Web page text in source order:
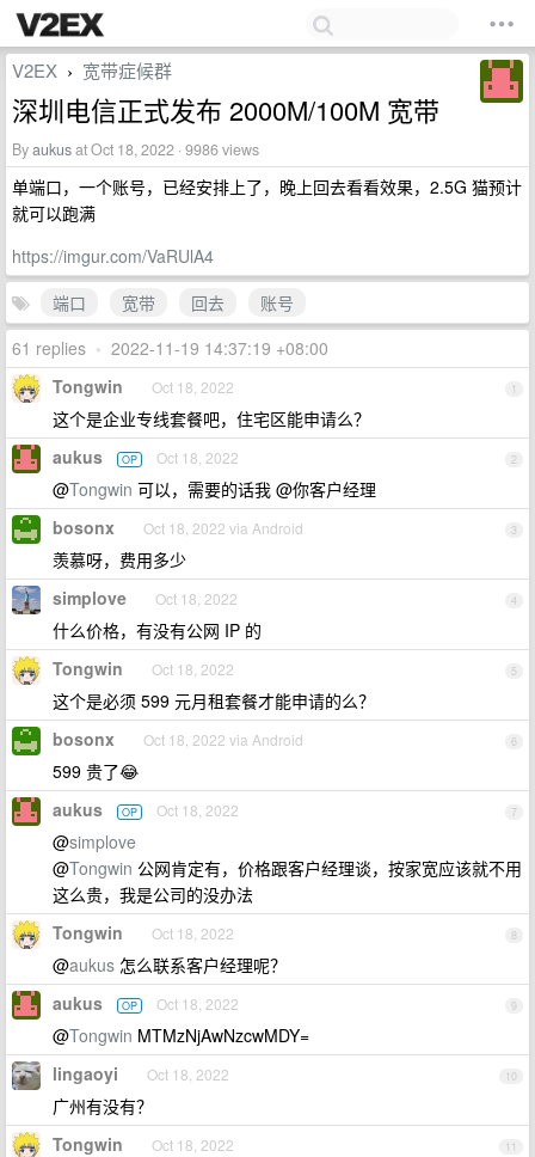
V2EX › 宽带症候群
深圳电信正式发布 2000M/100M 宽带
Byaukusat Oct 18, 2022 · 9986 views
单端口，一个账号，已经安排上了，晚上回去看看效果，2.5G 猫预计
就可以跑满
https://imgur.com/VaRUlA4
端口
宽带 回去
账号
61 replies • 2022-11-19 14:37:19 +08:00
1
Tongwin Oct 18, 2022
这个是企业专线套餐吧，住宅区能申请么？
2
aukus OP Oct 18, 2022
@Tongwin 可以，需要的话我 @你客户经理
3
bosonx Oct 18, 2022 via Android
羡慕呀，费用多少
4
simplove Oct 18, 2022
什么价格，有没有公网 IP 的
5
Tongwin Oct 18, 2022
这个是必须 599 元月租套餐才能申请的么？
6
bosonx Oct 18, 2022 via Android
599 贵了😂
7
aukus OP Oct 18, 2022
@simplove
@Tongwin 公网肯定有，价格跟客户经理谈，按家宽应该就不用
这么贵，我是公司的没办法
8
Tongwin Oct 18, 2022
@aukus 怎么联系客户经理呢？
9
aukus OP Oct 18, 2022
@Tongwin MTMzNjAwNzcwMDY=
10
lingaoyi Oct 18, 2022
广州有没有？
11
Tongwin Oct 18, 2022